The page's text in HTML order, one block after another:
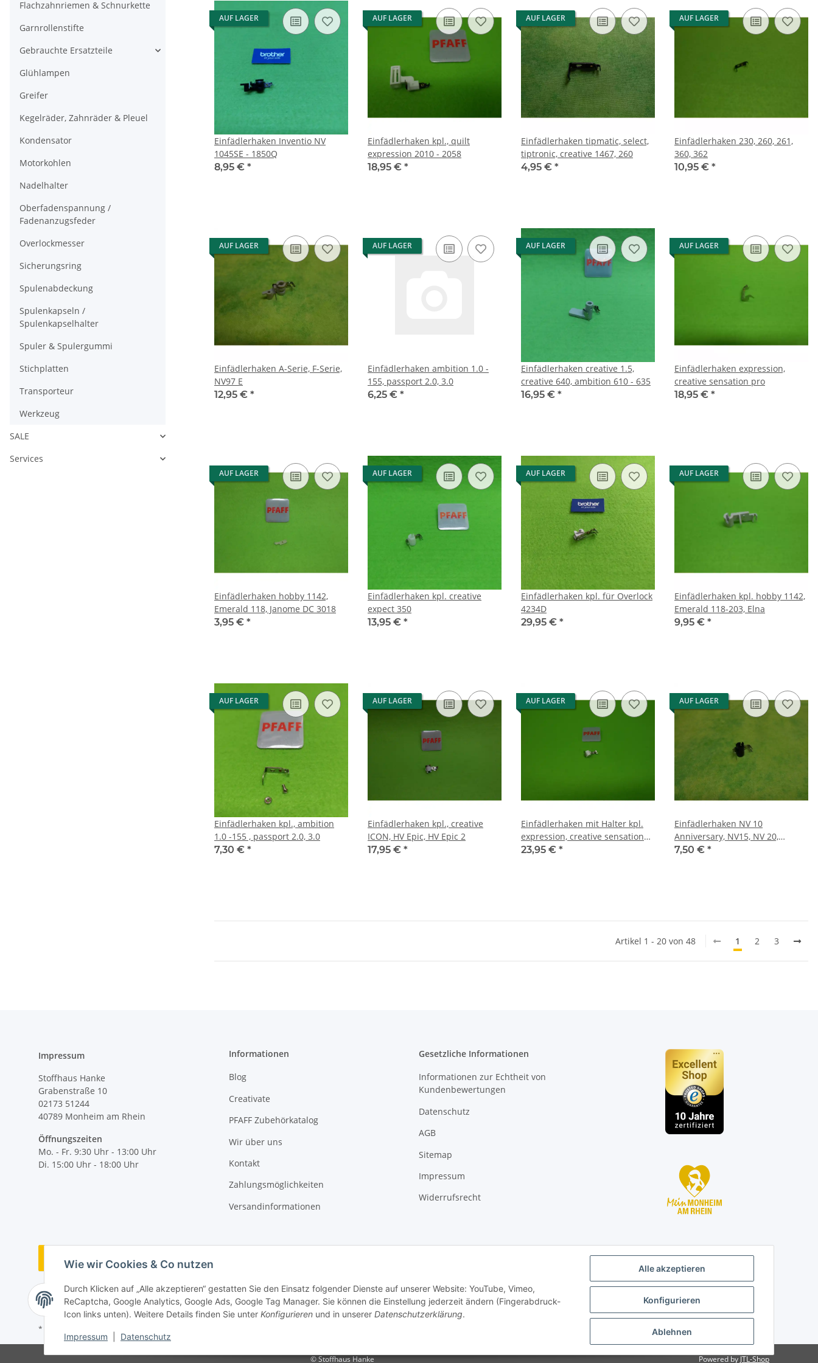
Alle akzeptieren
Konfigurieren
Ablehnen
Wie wir Cookies & Co nutzen
Durch Klicken auf „Alle akzeptieren“ gestatten Sie den Einsatz folgender Dienste auf unserer Website: YouTube, Vimeo,
ReCaptcha, Google Analytics, Google Ads, Google Tag Manager. Sie können die Einstellung jederzeit ändern (Fingerabdruck-
Icon links unten). Weitere Details finden Sie unter Konfigurieren und in unserer Datenschutzerklärung.
Impressum Datenschutz
AUF LAGER
Einfädlerhaken Inventio NV
1045SE - 1850Q
8,95 € *
AUF LAGER
Einfädlerhaken kpl., quilt
expression 2010 - 2058
18,95 € *
AUF LAGER
Einfädlerhaken tipmatic, select,
tiptronic, creative 1467, 260
4,95 € *
AUF LAGER
Einfädlerhaken 230, 260, 261,
360, 362
10,95 € *
AUF LAGER
Einfädlerhaken A-Serie, F-Serie,
NV97 E
12,95 € *
AUF LAGER
Einfädlerhaken ambition 1.0 -
155, passport 2.0, 3.0
6,25 € *
AUF LAGER
Einfädlerhaken creative 1.5,
creative 640, ambition 610 - 635
16,95 € *
AUF LAGER
Einfädlerhaken expression,
creative sensation pro
18,95 € *
AUF LAGER
Einfädlerhaken hobby 1142,
Emerald 118, Janome DC 3018
3,95 € *
AUF LAGER
Einfädlerhaken kpl. creative
expect 350
13,95 € *
AUF LAGER
Einfädlerhaken kpl. für Overlock
4234D
29,95 € *
AUF LAGER
Einfädlerhaken kpl. hobby 1142,
Emerald 118-203, Elna
9,95 € *
AUF LAGER
Einfädlerhaken kpl., ambition
1.0 -155 , passport 2.0, 3.0
7,30 € *
AUF LAGER
Einfädlerhaken kpl., creative
ICON, HV Epic, HV Epic 2
17,95 € *
AUF LAGER
Einfädlerhaken mit Halter kpl.
expression, creative sensation
pro
23,95 € *
AUF LAGER
Einfädlerhaken NV 10
Anniversary, NV15, NV 20,
NV20LE, NV25, NV 27SE
7,50 € *
Artikel 1 - 20 von 48 1 2 3
Flachzahnriemen & Schnurkette
Garnrollenstifte
Gebrauchte Ersatzteile
Glühlampen
Greifer
Kegelräder, Zahnräder & Pleuel
Kondensator
Motorkohlen
Nadelhalter
Oberfadenspannung /
Fadenanzugsfeder
Overlockmesser
Sicherungsring
Spulenabdeckung
Spulenkapseln /
Spulenkapselhalter
Spuler & Spulergummi
Stichplatten
Transporteur
Werkzeug
SALE
Services
Impressum
Stoffhaus Hanke
Grabenstraße 10
02173 51244
40789 Monheim am Rhein
Öffnungszeiten
Mo. - Fr. 9:30 Uhr - 13:00 Uhr
Di. 15:00 Uhr - 18:00 Uhr
Informationen
Blog
Creativate
PFAFF Zubehörkatalog
Wir über uns
Kontakt
Zahlungsmöglichkeiten
Versandinformationen
Gesetzliche Informationen
Informationen zur Echtheit von
Kundenbewertungen
Datenschutz
AGB
Sitemap
Impressum
Widerrufsrecht
Vertrag widerrufen
* Alle Preise inkl. gesetzlicher MwSt., zzgl.
© Stoffhaus Hanke Powered by JTL-Shop